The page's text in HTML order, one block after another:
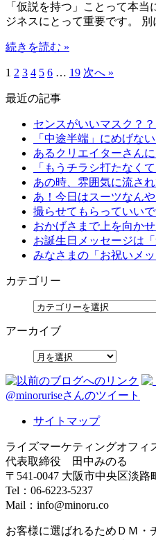
「仮説を持つ」ことって本
ジネスにとって重要です。
続きを読む »
1 2 3 4 5 6 … 19 次へ »
最近の記事
センスがいいマスク？
「中途半端」にめげな
あるクリエイターさん
「もうチラシ打たなく
あの時、雰囲気に流さ
あ！今日はスーツなん
撮らせてもらっていい
おかげさまで上を向か
お誕生日メッセージは
みなさまの「お祝いメ
カテゴリー
アーカイブ
@minoruriseさんのツイート
サイトマップ
ライズマーケティングオフィ
代表取締役 田中みのる
〒541-0047 大阪市中央区淡路
Tel：06-6223-5237
Mail：info@minoru.co
お客様に選ばれるためＤＭ・